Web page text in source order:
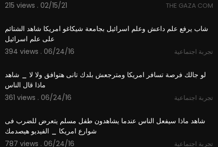
215 views . 02/15/21
THE GAZA COM
شاب يرفع علم داعش وعلم اسرائيل بجامعة شيكاغو امريكا شاهد الشتائم
على علم اسرائيل
394 views . 06/24/16
تجربة اجتماعية
لو جالك فرصة تسافر امريكا ومترجعش بلدك تانى هتوافق ولا لا _ شاهد
ماذا قال الناس
361 views . 06/24/16
تجربة اجتماعية
شاهد ماذا سيفعل الناس عندما يشاهدون طفل مسلم يتعرض للضرب فى
شوارع امريكا _ الفيديو هيصدمك
787 views . 06/24/16
تجربة اجتماعية